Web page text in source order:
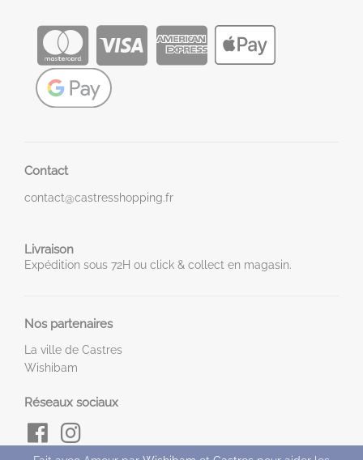
Contact
contact@castresshopping.fr
Livraison
Expédition sous 72H ou click & collect en magasin.
Nos partenaires
La ville de Castres
Wishibam
Réseaux sociaux